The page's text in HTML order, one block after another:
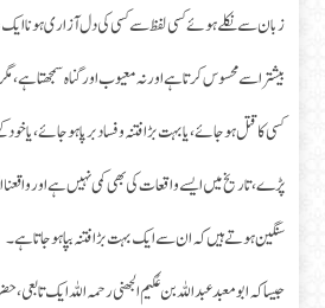
زبان سے نکلے ہوئے کسی لفظ سے کسی کی دل آزاری ہونا ایک
بیشتر اسے محسوس کرتا ہے اور نہ معیوب اور گناہ سمجھتا
کسی کا قتل ہو جائے، یا بہت بڑا فتنہ و فساد برپا ہو جائے ، یا
پڑے، تاریخ میں ایسے واقعات کی بھی کمی نہیں ہے اور
سنگین ہوتے ہیں کہ ان سے ایک بہت بڑا فتنہ بپا ہو جاتا ہے۔
جیسا کہ ابو معبد عبد اللہ بن عُکیم الجھنی رحمہ اللہ ایک تابعی،